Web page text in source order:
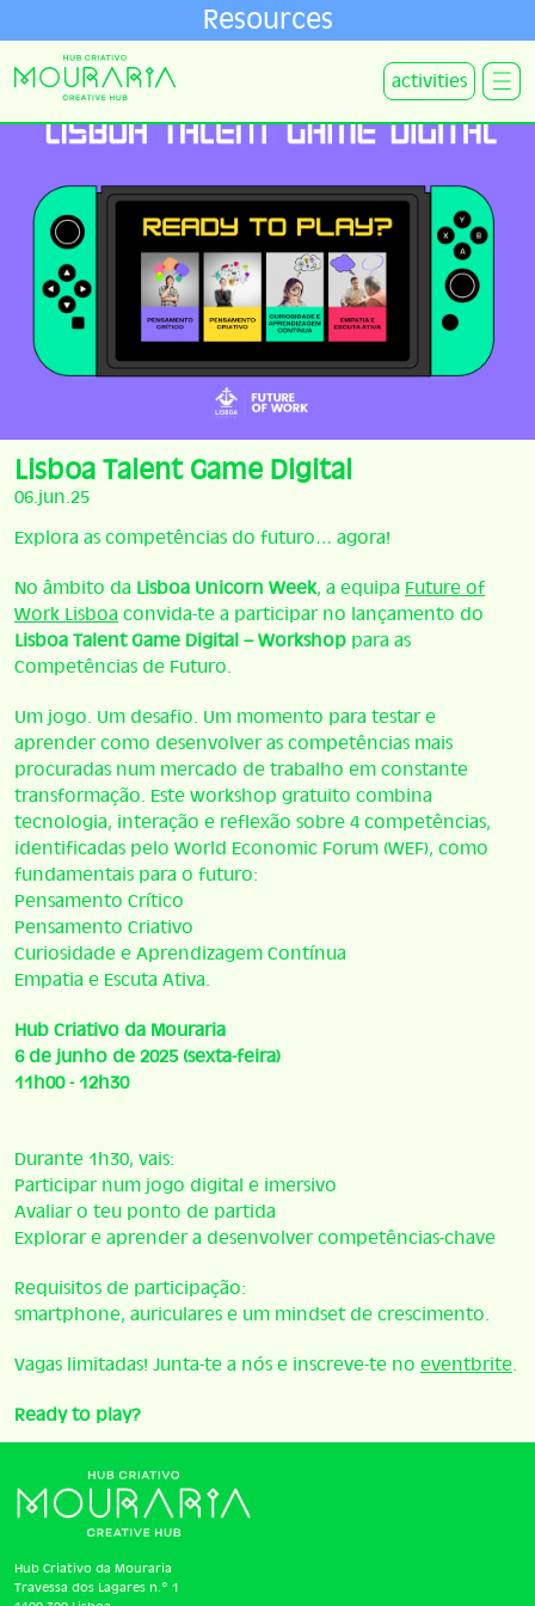
Resources
activities
Lisboa Talent Game Digital
06.jun.25
Explora as competências do futuro… agora!
No âmbito da Lisboa Unicorn Week, a equipa Future of
Work Lisboa convida-te a participar no lançamento do
Lisboa Talent Game Digital – Workshop para as
Competências de Futuro.
Um jogo. Um desafio. Um momento para testar e
aprender como desenvolver as competências mais
procuradas num mercado de trabalho em constante
transformação. Este workshop gratuito combina
tecnologia, interação e reflexão sobre 4 competências,
identificadas pelo World Economic Forum (WEF), como
fundamentais para o futuro:
Pensamento Crítico
Pensamento Criativo
Curiosidade e Aprendizagem Contínua
Empatia e Escuta Ativa.
Hub Criativo da Mouraria
6 de junho de 2025 (sexta-feira)
11h00 - 12h30
Durante 1h30, vais:
Participar num jogo digital e imersivo
Avaliar o teu ponto de partida
Explorar e aprender a desenvolver competências-chave
Requisitos de participação:
smartphone, auriculares e um mindset de crescimento.
Vagas limitadas! Junta-te a nós e inscreve-te no eventbrite
Ready to play?
Hub Criativo da Mouraria
Travessa dos Lagares n.º 1